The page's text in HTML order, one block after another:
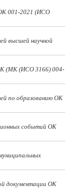
001-2021 (ИСО
высшей научной
(МК (ИСО 3166) 004-
по образованию ОК
событий ОК
документации ОК